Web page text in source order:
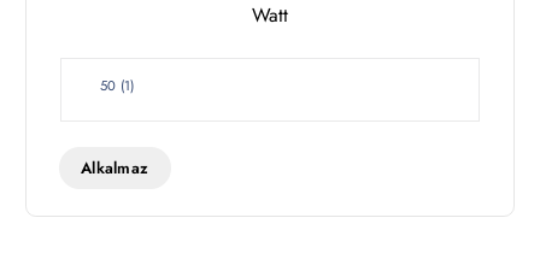
Watt
W
t
50 (1)
Alkalmaz